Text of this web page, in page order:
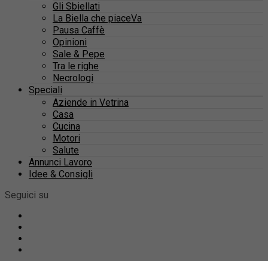
Gli Sbiellati
La Biella che piaceVa
Pausa Caffè
Opinioni
Sale & Pepe
Tra le righe
Necrologi
Speciali
Aziende in Vetrina
Casa
Cucina
Motori
Salute
Annunci Lavoro
Idee & Consigli
Seguici su